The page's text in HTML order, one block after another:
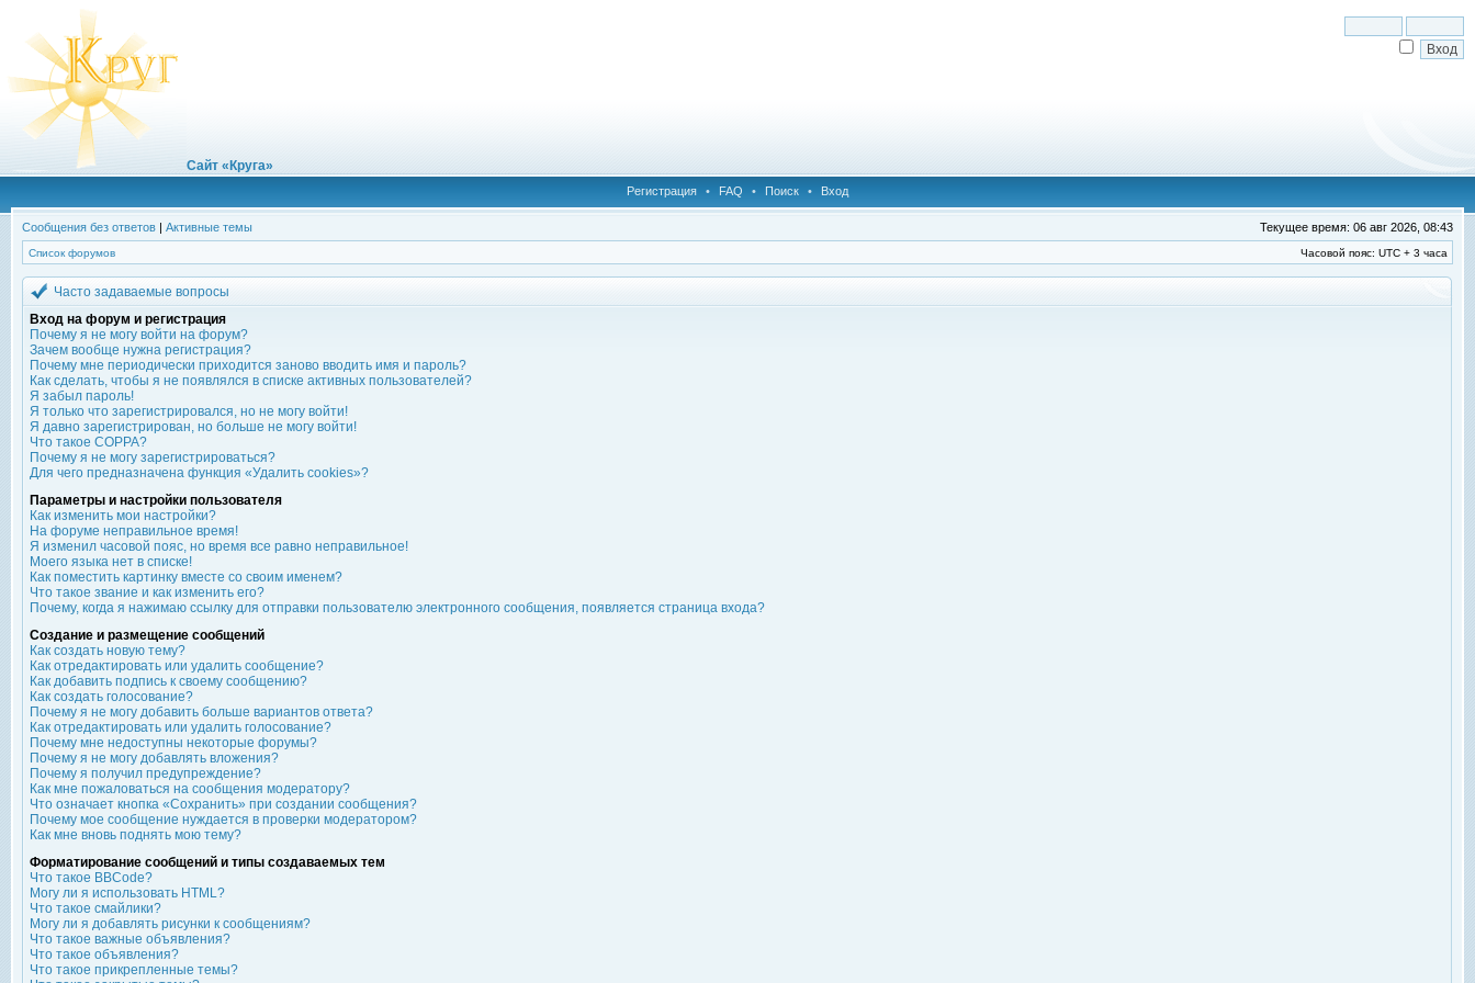
Сайт «Круга»
Регистрация • FAQ • Поиск • Вход
Сообщения без ответов | Активные темы Текущее время: 06 авг 2026, 08:43
Список форумов Часовой пояс: UTC + 3 часа
Часто задаваемые вопросы
Вход на форум и регистрация
Почему я не могу войти на форум?
Зачем вообще нужна регистрация?
Почему мне периодически приходится заново вводить имя и пароль?
Как сделать, чтобы я не появлялся в списке активных пользователей?
Я забыл пароль!
Я только что зарегистрировался, но не могу войти!
Я давно зарегистрирован, но больше не могу войти!
Что такое COPPA?
Почему я не могу зарегистрироваться?
Для чего предназначена функция «Удалить cookies»?
Параметры и настройки пользователя
Как изменить мои настройки?
На форуме неправильное время!
Я изменил часовой пояс, но время все равно неправильное!
Моего языка нет в списке!
Как поместить картинку вместе со своим именем?
Что такое звание и как изменить его?
Почему, когда я нажимаю ссылку для отправки пользователю электронного сообщения, появляется страница входа?
Создание и размещение сообщений
Как создать новую тему?
Как отредактировать или удалить сообщение?
Как добавить подпись к своему сообщению?
Как создать голосование?
Почему я не могу добавить больше вариантов ответа?
Как отредактировать или удалить голосование?
Почему мне недоступны некоторые форумы?
Почему я не могу добавлять вложения?
Почему я получил предупреждение?
Как мне пожаловаться на сообщения модератору?
Что означает кнопка «Сохранить» при создании сообщения?
Почему мое сообщение нуждается в проверки модератором?
Как мне вновь поднять мою тему?
Форматирование сообщений и типы создаваемых тем
Что такое BBCode?
Могу ли я использовать HTML?
Что такое смайлики?
Могу ли я добавлять рисунки к сообщениям?
Что такое важные объявления?
Что такое объявления?
Что такое прикрепленные темы?